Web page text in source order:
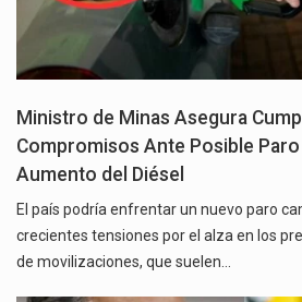
Ministro de Minas Asegura
Compromisos Ante Posible
Aumento del Diésel
El país podría enfrentar un nuevo paro
crecientes tensiones por el alza en los
de movilizaciones, que suelen…